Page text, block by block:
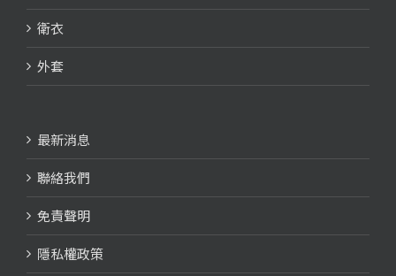
衛衣
外套
最新消息
聯絡我們
免責聲明
隱私權政策